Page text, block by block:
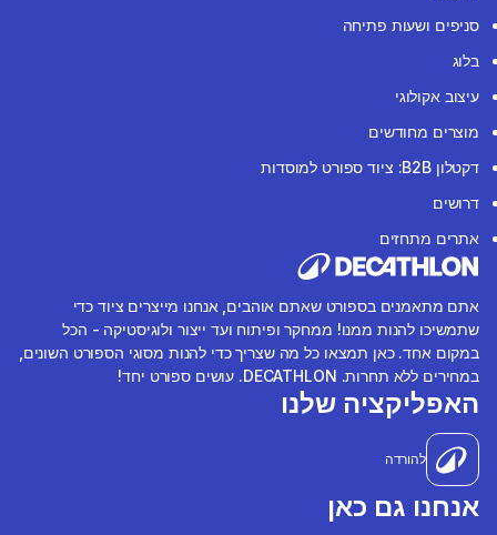
סניפים ושעות פתיחה
בלוג
עיצוב אקולוגי
מוצרים מחודשים
דקטלון B2B: ציוד ספורט למוסדות
דרושים
אתרים מתחזים
אתם מתאמנים בספורט שאתם אוהבים, אנחנו מייצרים ציוד כדי
שתמשיכו להנות ממנו! ממחקר ופיתוח ועד ייצור ולוגיסטיקה - הכל
במקום אחד. כאן תמצאו כל מה שצריך כדי להנות מסוגי הספורט השונים,
במחירים ללא תחרות. DECATHLON. עושים ספורט יחד!
האפליקציה שלנו
להורדה
אנחנו גם כאן